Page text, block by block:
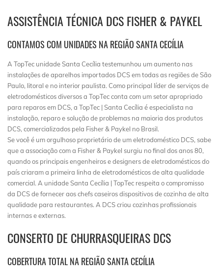
ASSISTÊNCIA TÉCNICA DCS FISHER & PAYKEL
CONTAMOS COM UNIDADES NA REGIÃO SANTA CECÍLIA
A TopTec unidade Santa Cecília testemunhou um aumento nas
instalações de aparelhos importados DCS em todas as regiões de São
Paulo, litoral e no interior paulista. Como principal líder de serviços de
eletrodomésticos diversos a TopTec conta com um setor apropriado
para reparos em DCS, a TopTec | Santa Cecília é especialista na
instalação, reparo e solução de problemas na maioria dos produtos
DCS, comercializados pela Fisher & Paykel no Brasil.
Se você é um orgulhoso proprietário de um eletrodoméstico DCS, sabe
que a associação com a Fisher & Paykel surgiu no final dos anos 80,
quando os principais engenheiros e designers de eletrodomésticos do
país criaram a primeira linha de eletrodomésticos de alta qualidade
comercial. A unidade Santa Cecília | TopTec respeita o compromisso
da DCS de fornecer aos chefs caseiros dispositivos de cozinha de alta
qualidade para restaurantes. A DCS criou cozinhas profissionais
internas e externas.
CONSERTO DE CHURRASQUEIRAS DCS
COBERTURA TOTAL NA REGIÃO SANTA CECÍLIA